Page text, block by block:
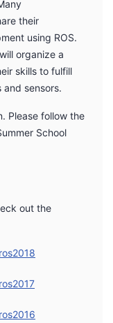
their
using ROS.
organize a
skills to fulfill
sensors.
Please follow the
School
out the